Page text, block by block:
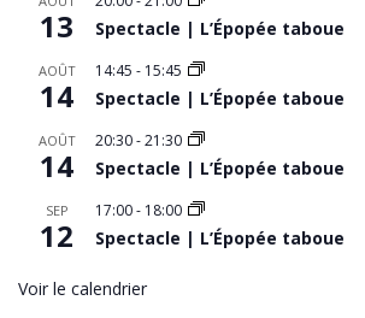
13 Spectacle | L’Épopée taboue
AOÛT
14
14:45 - 15:45
Spectacle | L’Épopée taboue
AOÛT
14
20:30-21:30
Spectacle | L’Épopée taboue
SEP
12
17:00- 18:00
Spectacle | L’Épopée taboue
Voir le calendrier